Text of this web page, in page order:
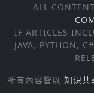
ALL
IF ARTICLES
JAVA, PYTHON,
所有內容皆以 知识共